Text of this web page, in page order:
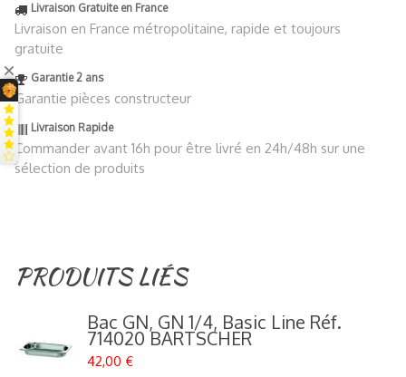
Livraison Gratuite en France
Livraison en France métropolitaine, rapide et toujours
gratuite
Garantie 2 ans
Garantie pièces constructeur
Livraison Rapide
Commander avant 16h pour être livré en 24h/48h sur une
sélection de produits
PRODUITS LIÉS
Bac GN, GN 1/4, Basic Line Réf.
714020 BARTSCHER
42,00 €